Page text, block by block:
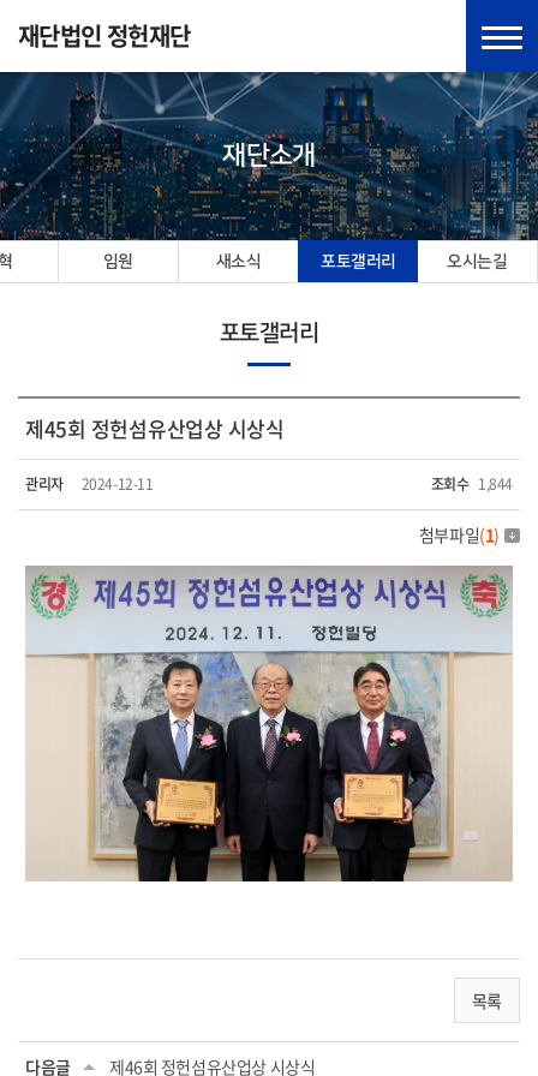
재단법인 정헌재단
재단소개
임원 새소식 포토갤러리 오시는길
포토갤러리
제45회 정헌섬유산업상 시상식
관리자 2024-12-11 조회수 1,844
첨부파일(1)
목록
다음글 제46회 정헌섬유산업상 시상식